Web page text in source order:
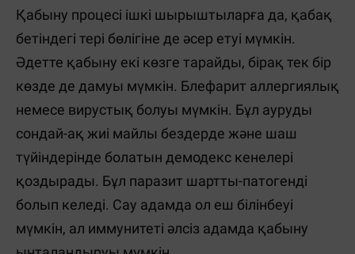
Қабыну процесі ішкі шырыштыларға да, қабақ
бетіндегі тері бөлігіне де әсер етуі мүмкін.
Әдетте қабыну екі көзге тарайды, бірақ тек бір
көзде де дамуы мүмкін. Блефарит аллергиялық
немесе вирустық болуы мүмкін. Бұл ауруды
сондай-ақ жиі майлы бездерде және шаш
түйіндерінде болатын демодекс кенелері
қоздырады. Бұл паразит шартты-патогенді
болып келеді. Сау адамда ол еш білінбеуі
мүмкін, ал иммунитеті әлсіз адамда қабыну